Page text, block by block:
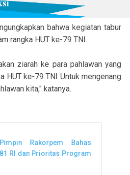
bahwa kegiatan tabur
rangka HUT ke-79 TNI.
ziarah ke para pahlawan yang
HUT ke-79 TNI Untuk mengenang
kita," katanya.
Rakorpem Bahas
RI dan Prioritas Program